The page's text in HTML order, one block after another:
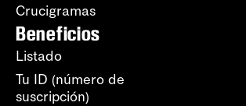
Crucigramas
Beneficios
Listado
Tu ID (número de
suscripción)